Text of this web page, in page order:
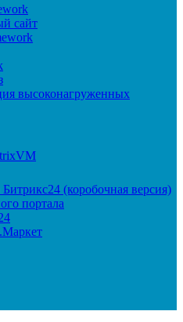
сайт
высоконагруженных
(коробочная версия)
портала